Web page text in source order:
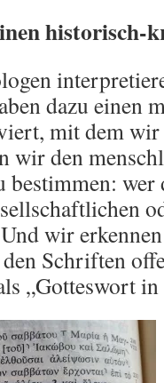
historisch-
dazu einen
mit dem
wir den
wer
wir
Schriften
„Gotteswort